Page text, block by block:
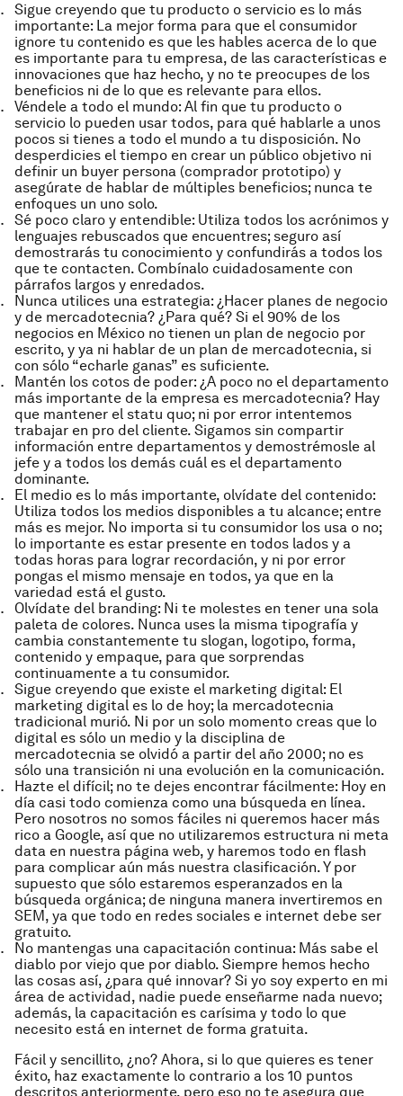
Sigue creyendo que tu producto o servicio es lo más
importante: La mejor forma para que el consumidor
ignore tu contenido es que les hables acerca de lo que
es importante para tu empresa, de las características e
innovaciones que haz hecho, y no te preocupes de los
beneficios ni de lo que es relevante para ellos.
Véndele a todo el mundo: Al fin que tu producto o
servicio lo pueden usar todos, para qué hablarle a unos
pocos si tienes a todo el mundo a tu disposición. No
desperdicies el tiempo en crear un público objetivo ni
definir un buyer persona (comprador prototipo) y
asegúrate de hablar de múltiples beneficios; nunca te
enfoques un uno solo.
Sé poco claro y entendible: Utiliza todos los acrónimos y
lenguajes rebuscados que encuentres; seguro así
demostrarás tu conocimiento y confundirás a todos los
que te contacten. Combínalo cuidadosamente con
párrafos largos y enredados.
Nunca utilices una estrategia: ¿Hacer planes de negocio
y de mercadotecnia? ¿Para qué? Si el 90% de los
negocios en México no tienen un plan de negocio por
escrito, y ya ni hablar de un plan de mercadotecnia, si
con sólo “echarle ganas” es suficiente.
Mantén los cotos de poder: ¿A poco no el departamento
más importante de la empresa es mercadotecnia? Hay
que mantener el statu quo; ni por error intentemos
trabajar en pro del cliente. Sigamos sin compartir
información entre departamentos y demostrémosle al
jefe y a todos los demás cuál es el departamento
dominante.
El medio es lo más importante, olvídate del contenido:
Utiliza todos los medios disponibles a tu alcance; entre
más es mejor. No importa si tu consumidor los usa o no;
lo importante es estar presente en todos lados y a
todas horas para lograr recordación, y ni por error
pongas el mismo mensaje en todos, ya que en la
variedad está el gusto.
Olvídate del branding: Ni te molestes en tener una sola
paleta de colores. Nunca uses la misma tipografía y
cambia constantemente tu slogan, logotipo, forma,
contenido y empaque, para que sorprendas
continuamente a tu consumidor.
Sigue creyendo que existe el marketing digital: El
marketing digital es lo de hoy; la mercadotecnia
tradicional murió. Ni por un solo momento creas que lo
digital es sólo un medio y la disciplina de
mercadotecnia se olvidó a partir del año 2000; no es
sólo una transición ni una evolución en la comunicación.
Hazte el difícil; no te dejes encontrar fácilmente: Hoy en
día casi todo comienza como una búsqueda en línea.
Pero nosotros no somos fáciles ni queremos hacer más
rico a Google, así que no utilizaremos estructura ni meta
data en nuestra página web, y haremos todo en flash
para complicar aún más nuestra clasificación. Y por
supuesto que sólo estaremos esperanzados en la
búsqueda orgánica; de ninguna manera invertiremos en
SEM, ya que todo en redes sociales e internet debe ser
gratuito.
No mantengas una capacitación continua: Más sabe el
diablo por viejo que por diablo. Siempre hemos hecho
las cosas así, ¿para qué innovar? Si yo soy experto en mi
área de actividad, nadie puede enseñarme nada nuevo;
además, la capacitación es carísima y todo lo que
necesito está en internet de forma gratuita.
Fácil y sencillito, ¿no? Ahora, si lo que quieres es tener
éxito, haz exactamente lo contrario a los 10 puntos
descritos anteriormente, pero eso no te asegura que